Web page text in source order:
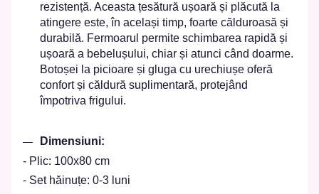
rezistență. Aceasta țesătură ușoară și plăcută la
atingere este, în același timp, foarte călduroasă și
durabilă. Fermoarul permite schimbarea rapidă și
ușoară a bebelușului, chiar și atunci când doarme.
Botoșei la picioare și gluga cu urechiușe oferă
confort și căldură suplimentară, protejând
împotriva frigului.
Dimensiuni:
- Plic: 100x80 cm
- Set hăinuțe: 0-3 luni